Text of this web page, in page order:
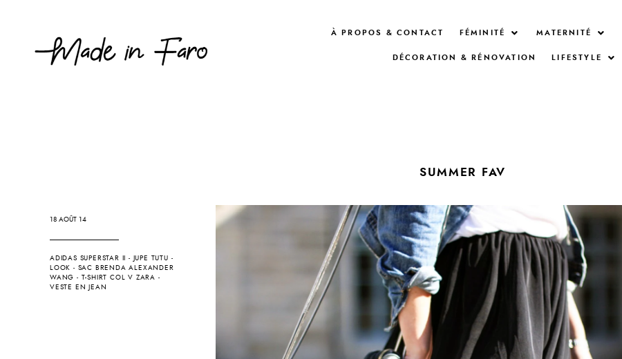
À PROPOS & CONTACT FÉMINITÉ MATERNITÉ
DÉCORATION & RÉNOVATION LIFESTYLE
18 AOÛT 14
ADIDAS SUPERSTAR II -JUPE TUTU -
LOOK - SAC BRENDA ALEXANDER
WANG - T-SHIRT COL V ZARA -
VESTE EN JEAN
SUMMER FAV